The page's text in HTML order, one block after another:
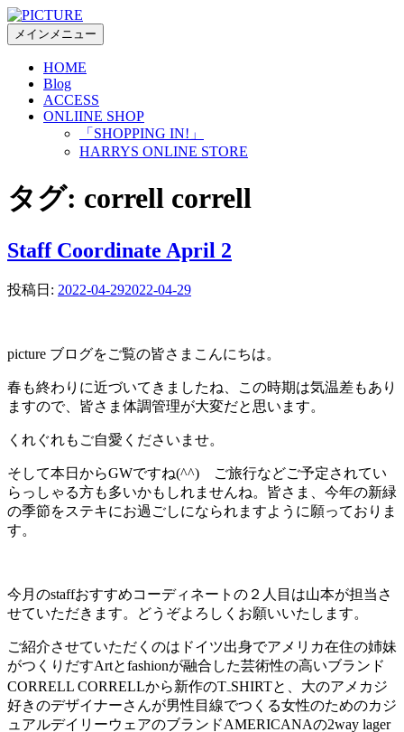
コ
ン
プ
メインメニュー
HOME
Blog
ACCESS
ONLIINE SHOP
「SHOPPING IN!」
HARRYS ONLINE STORE
タグ: correll correll
Staff Coordinate April 2
投稿日: 2022-04-292022-04-29
picture ブログをご覧の皆さまこんにちは。
春も終わりに近づいてきましたね、この時期は気温差もあり
ますので、皆さま体調管理が大変だと思います。
くれぐれもご自愛くださいませ。
そして本日からGWですね(^^) ご旅行などご予定されてい
らっしゃる方も多いかもしれませんね。皆さま、今年の新緑
の季節をステキにお過ごしになられますように願っておりま
す。
今月のstaffおすすめコーディネートの２人目は山本が担当さ
せていただきます。どうぞよろしくお願いいたします。
ご紹介させていただくのはドイツ出身でアメリカ在住の姉妹
がつくりだすArtとfashionが融合した芸術性の高いブランド
CORRELL CORRELLから新作のT₋SHIRTと、大のアメカジ
好きのデザイナーさんが男性目線でつくる女性のためのカジ
ュアルデイリーウェアのブランドAMERICANAの2way lager